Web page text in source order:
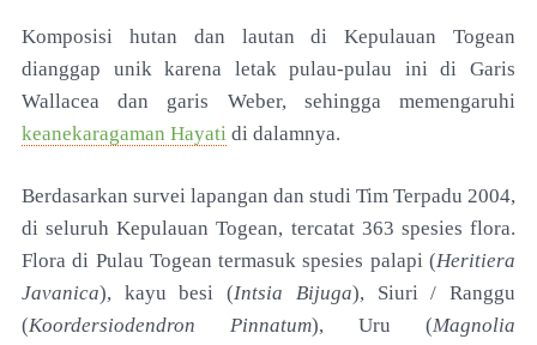
Komposisi hutan dan lautan di Kepulauan Togean
dianggap unik karena letak pulau-pulau ini di Garis
Wallacea dan garis Weber, sehingga memengaruhi
keanekaragaman Hayati di dalamnya.
Berdasarkan survei lapangan dan studi Tim Terpadu 2004,
di seluruh Kepulauan Togean, tercatat 363 spesies flora.
Flora di Pulau Togean termasukspesies palapi (Heritiera
Javanica), kayu besi (Intsia Bijuga), Siuri / Ranggu
(Koordersiodendron Pinnatum), Uru (Magnolia